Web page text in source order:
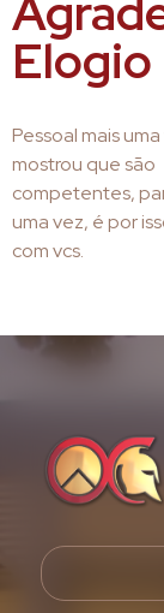
Elogio
Pessoal mais
mostrou que são
competentes,
uma vez, é por
com vcs.